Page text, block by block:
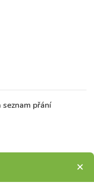
seznam přání